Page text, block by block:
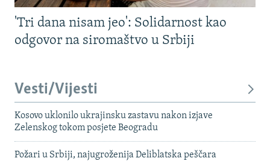
'Tri dana nisam jeo': Solidarnost kao
odgovor na siromaštvo u Srbiji
Vesti/Vijesti
Kosovo uklonilo ukrajinsku zastavu nakon izjave
Zelenskog tokom posjete Beogradu
Požari u Srbiji, najugroženija Deliblatska peščara